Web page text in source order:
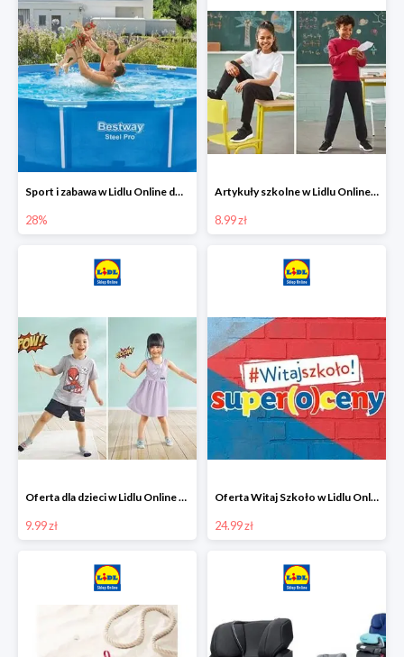
Sport i zabawa w Lidlu Online do -28%
28%
Artykuły szkolne w Lidlu Online od 8,99 zł
8.99 zł
Oferta dla dzieci w Lidlu Online od 9,99 zł
9.99 zł
Oferta Witaj Szkoło w Lidlu Online od 24,99 zł
24.99 zł